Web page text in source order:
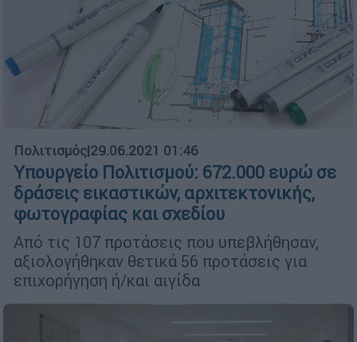
Πολιτισμός|29.06.2021 01:46
Υπουργείο Πολιτισμού: 672.000 ευρώ σε
δράσεις εικαστικών, αρχιτεκτονικής,
φωτογραφίας και σχεδίου
Από τις 107 προτάσεις που υπεβλήθησαν,
αξιολογήθηκαν θετικά 56 προτάσεις για
επιχορήγηση ή/και αιγίδα